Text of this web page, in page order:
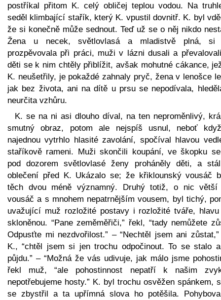
postříkal přitom K. celý obličej teplou vodou. Na
seděl klimbající stařík, který K. vpustil dovnitř. K. byl
že si konečně může sednout. Teď už se o něj nikdo
Žena u necek, světlovlasá a mladistvě plná, si
prozpěvovala při práci, muži v lázni dusali a
děti se k nim chtěly přiblížit, avšak mohutné cákance,
K. neušetřily, je pokaždé zahnaly pryč, žena v lenošce
jak bez života, ani na dítě u prsu se nepodívala,
neurčita vzhůru.
K. se na ni asi dlouho díval, na ten neproměnlivý,
smutný obraz, potom ale nejspíš usnul, neboť
najednou vytrhlo hlasité zavolání, spočíval hlavou
staříkově rameni. Muži skončili koupání, ve škopku
pod dozorem světlovlasé ženy proháněly děti, a
oblečení před K. Ukázalo se; že křiklounský vousáč
těch dvou méně významný. Druhý totiž, o nic větší
vousáč a s mnohem nepatrnějším vousem, byl tichý,
uvažující muž rozložité postavy i rozložité tváře,
skloněnou. “Pane zeměměřiči,” řekl, “tady nemůžete
Odpusťte mi nezdvořilost.” – “Nechtěl jsem ani
K., “chtěl jsem si jen trochu odpočinout. To se stalo
půjdu.” – “Možná že vás udivuje, jak málo jsme
řekl muž, “ale pohostinnost nepatří k našim
nepotřebujeme hosty.” K. byl trochu osvěžen spánkem,
se zbystřil a ta upřímná slova ho potěšila.